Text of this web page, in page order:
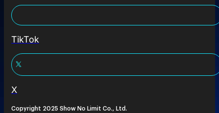
TikTok
X
Copyright 2025 Show No Limit Co., Ltd.